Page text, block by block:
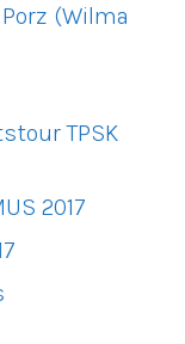
(Wilma
TPSK
2017